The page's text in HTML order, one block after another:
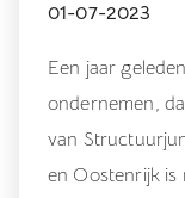
01-07-2023
Een jaar
ondernemen,
van
en Oostenrijk is